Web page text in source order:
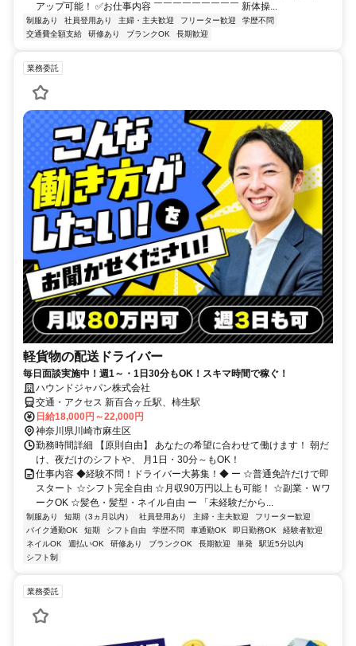
アップ可能！ ✅お仕事内容 ￣￣￣￣￣￣￣￣￣ 新体操...
制服あり 社員登用あり 主婦・主夫歓迎 フリーター歓迎
学歴不問
交通費全額支給
研修あり ブランクOK 長期歓迎
業務委託
軽貨物の配送ドライバー
毎日面談実施中！週1～・1日30分もOK！スキマ時間で稼ぐ！
ハウンドジャパン株式会社
交通・アクセス 新百合ヶ丘駅、柿生駅
日給18,000円～22,000円
神奈川県川崎市麻生区
勤務時間詳細 【原則自由】 あなたの希望に合わせて働けます！ 朝だ
け、夜だけのシフトや、 月1日・30分～もOK！
仕事内容 ◆経験不問！ドライバー大募集！◆ ー ☆普通免許だけで即
スタート ☆シフト完全自由 ☆月収90万円以上も可能！ ☆副業・Ｗワ
ークOK ☆髪色・髪型・ネイル自由 ー 「未経験だから...
制服あり 短期（3ヵ月以内） 社員登用あり 主婦・主夫歓迎
フリーター歓迎
バイク通勤OK
短期 シフト自由 学歴不問 車通勤OK 即日勤務OK
経験者歓迎
ネイルOK
週払いOK 研修あり ブランクOK 長期歓迎 単発
駅近5分以内
シフト制
業務委託